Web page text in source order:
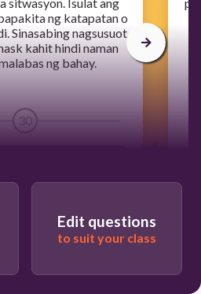
sitwasyon. Isulat ang
ng katapatan o
Sinasabing nagsusuot
kahit hindi naman
ng bahay.
30
Edit questions
to suit your class